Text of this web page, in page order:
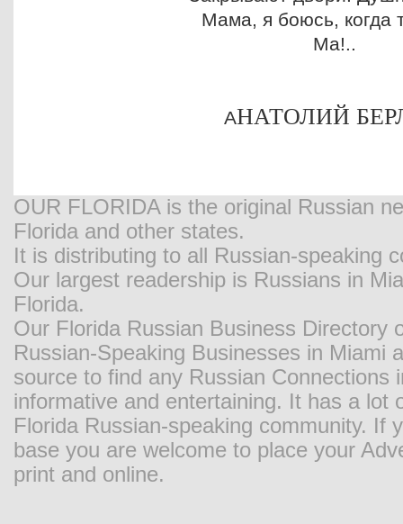
Мама, я боюсь, когда
Ма!..
АНАТОЛИЙ
OUR FLORIDA is the original Russian
Florida and other states.
It is distributing to all Russian-speaking
Our largest readership is Russians in
Florida.
Our Florida Russian Business Directory
Russian-Speaking Businesses in Miami
source to find any Russian
informative and entertaining. It has a
Florida Russian-speaking community. If
base you are welcome to place your
print and online.